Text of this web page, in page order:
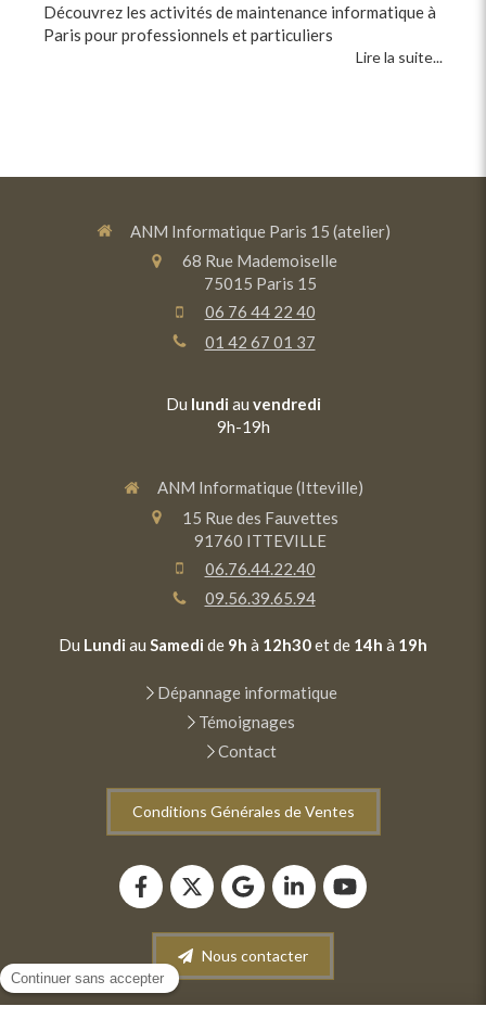
Découvrez les activités de maintenance informatique à
Paris pour professionnels et particuliers
Lire la suite...
ANM Informatique Paris 15 (atelier)
68 Rue Mademoiselle
75015 Paris 15
06 76 44 22 40
01 42 67 01 37
Du lundi au vendredi
9h-19h
ANM Informatique (Itteville)
15 Rue des Fauvettes
91760 ITTEVILLE
06.76.44.22.40
09.56.39.65.94
Du Lundi au Samedi de 9h à 12h30et de 14h à 19h
Dépannage informatique
Témoignages
Contact
Conditions Générales de Ventes
Nous contacter